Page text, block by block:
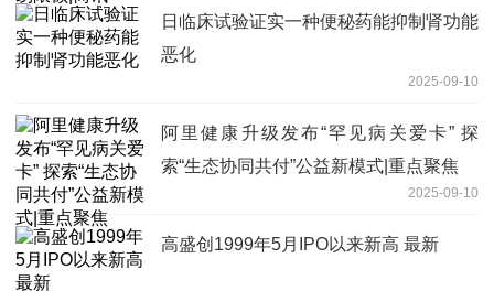
日临床试验证实一种便秘药能抑制肾功能
恶化
2025-09-10
阿里健康升级发布“罕见病关爱卡” 探
索“生态协同共付”公益新模式|重点聚焦
2025-09-10
高盛创1999年5月IPO以来新高 最新